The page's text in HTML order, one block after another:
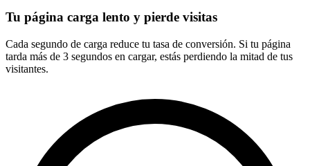
Tu página carga lento y pierde visitas
Cada segundo de carga reduce tu tasa de conversión. Si tu página
tarda más de 3 segundos en cargar, estás perdiendo la mitad de tus
visitantes.